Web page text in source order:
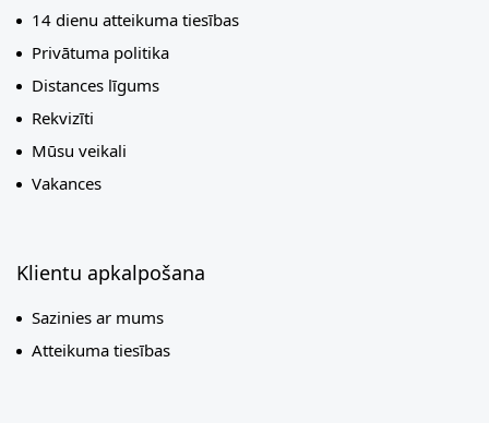
14 dienu atteikuma tiesības
Privātuma politika
Distances līgums
Rekvizīti
Mūsu veikali
Vakances
Klientu apkalpošana
Sazinies ar mums
Atteikuma tiesības